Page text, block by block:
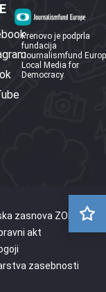
Prenovo je podprla
fundacija
Journalismfund
Local Media for
Democracy.
zasnova ZON
akt
zasebnosti